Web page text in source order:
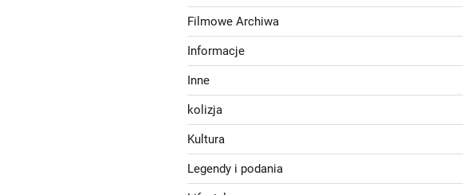
Filmowe Archiwa
Informacje
Inne
kolizja
Kultura
Legendy i podania